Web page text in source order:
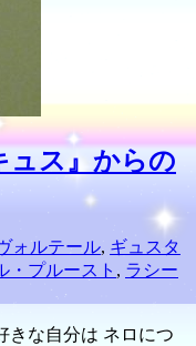
ュス』からの
ォルテール, ギュスタ
・プルースト , ラシー
きな自分は ネロにつ